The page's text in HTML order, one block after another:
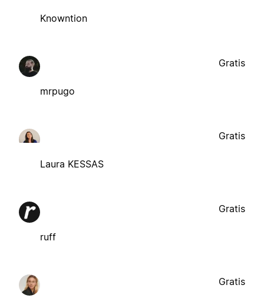
Knowntion
mrpugo
Gratis
Laura KESSAS
Gratis
ruff
Gratis
Gratis